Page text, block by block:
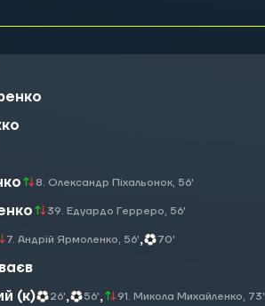
8. Олександр Піхальонок, 56'
39. Едуардо Герреро, 56'
7. Андрій Ярмоленко, 56', 70'
(к) 26', 56', 91. Микола Михайленко, 73'